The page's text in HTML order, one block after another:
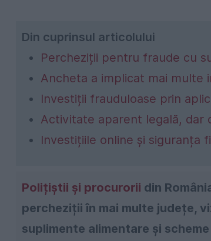
Din cuprinsul articolului
Percheziții pentru fraude cu
Ancheta a implicat mai multe
Investiții frauduloase prin
Activitate aparent legală, dar
Investițiile online și siguranța
Polițiștii și procurorii din
percheziții în mai multe județe,
suplimente alimentare și